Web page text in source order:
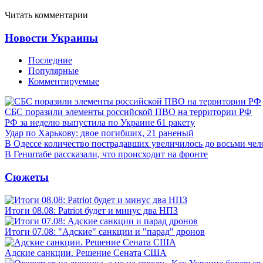
Читать комментарии
Новости Украины
Последние
Популярные
Комментируемые
СБС поразили элементы российской ПВО на территории РФ
РФ за неделю выпустила по Украине 61 ракету
Удар по Харькову: двое погибших, 21 раненый
В Одессе количество пострадавших увеличилось до восьми
В Генштабе рассказали, что происходит на фронте
Сюжеты
Итоги 08.08: Patriot будет и минус два НПЗ
Итоги 07.08: "Адские" санкции и "парад" дронов
Адские санкции. Решение Сената США